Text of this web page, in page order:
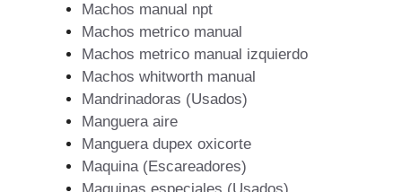
Machos manual npt
Machos metrico manual
Machos metrico manual izquierdo
Machos whitworth manual
Mandrinadoras (Usados)
Manguera aire
Manguera dupex oxicorte
Maquina (Escareadores)